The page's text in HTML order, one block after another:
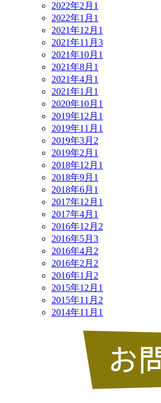
2022年2月 1
2022年1月 1
2021年12月 1
2021年11月 3
2021年10月 1
2021年8月 1
2021年4月 1
2021年1月 1
2020年10月 1
2019年12月 1
2019年11月 1
2019年3月 2
2019年2月 1
2018年12月 1
2018年9月 1
2018年6月 1
2017年12月 1
2017年4月 1
2016年12月 2
2016年5月 3
2016年4月 2
2016年2月 2
2016年1月 2
2015年12月 1
2015年11月 2
2014年11月 1